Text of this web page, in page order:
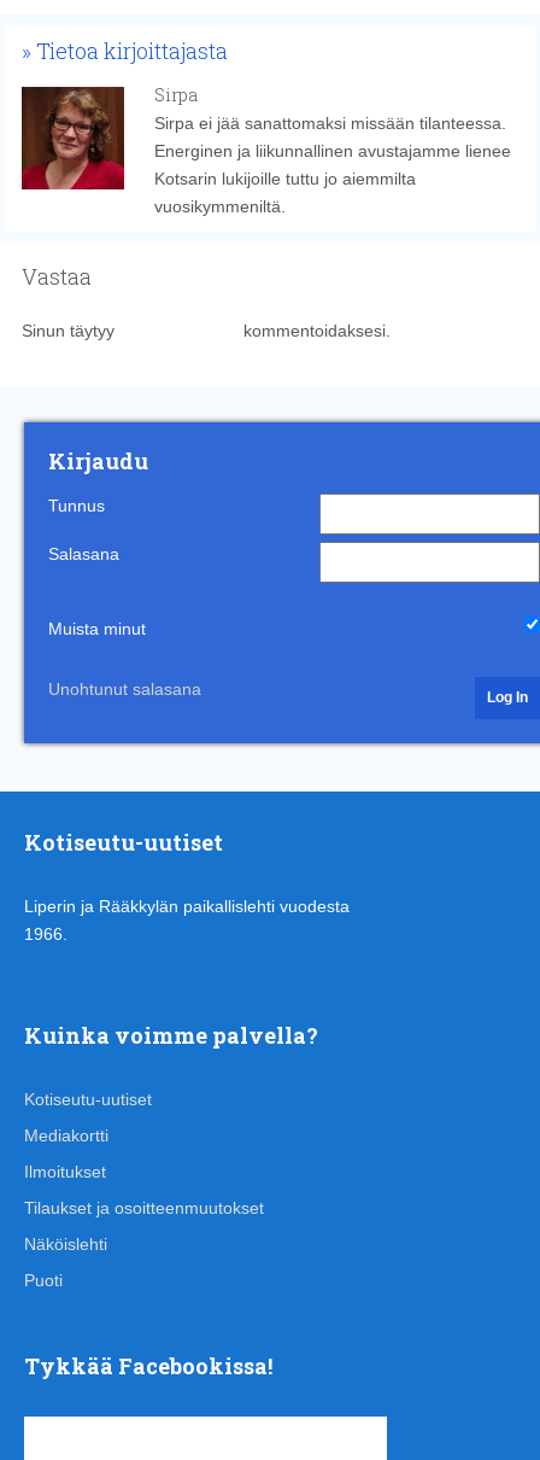
Tietoa kirjoittajasta
Sirpa
Sirpa ei jää sanattomaksi missään tilanteessa.
Energinen ja liikunnallinen avustajamme lienee
Kotsarin lukijoille tuttu jo aiemmilta
vuosikymmeniltä.
Vastaa
Sinun täytyy kommentoidaksesi.
Kirjaudu
Tunnus
Salasana
Muista minut
Unohtunut salasana
Kotiseutu-uutiset
Liperin ja Rääkkylän paikallislehti vuodesta
1966.
Kuinka voimme palvella?
Kotiseutu-uutiset
Mediakortti
Ilmoitukset
Tilaukset ja osoitteenmuutokset
Näköislehti
Puoti
Tykkää Facebookissa!